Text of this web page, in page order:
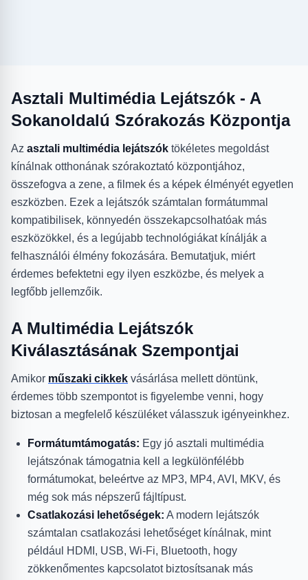
Asztali Multimédia Lejátszók - A
Sokanoldalú Szórakozás Központja
Az asztali multimédia lejátszók tökéletes megoldást
kínálnak otthonának szórakoztató központjához,
összefogva a zene, a filmek és a képek élményét egyetlen
eszközben. Ezek a lejátszók számtalan formátummal
kompatibilisek, könnyedén összekapcsolhatóak más
eszközökkel, és a legújabb technológiákat kínálják a
felhasználói élmény fokozására. Bemutatjuk, miért
érdemes befektetni egy ilyen eszközbe, és melyek a
legfőbb jellemzőik.
A Multimédia Lejátszók
Kiválasztásának Szempontjai
Amikor műszaki cikkek vásárlása mellett döntünk,
érdemes több szempontot is figyelembe venni, hogy
biztosan a megfelelő készüléket válasszuk igényeinkhez.
Formátumtámogatás: Egy jó asztali multimédia
lejátszónak támogatnia kell a legkülönfélébb
formátumokat, beleértve az MP3, MP4, AVI, MKV, és
még sok más népszerű fájltípust.
Csatlakozási lehetőségek: A modern lejátszók
számtalan csatlakozási lehetőséget kínálnak, mint
például HDMI, USB, Wi-Fi, Bluetooth, hogy
zökkenőmentes kapcsolatot biztosítsanak más